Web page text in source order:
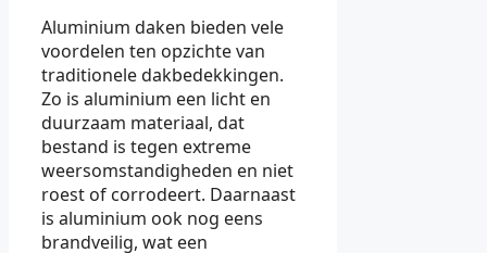
Aluminium daken bieden vele
voordelen ten opzichte van
traditionele dakbedekkingen.
Zo is aluminium een licht en
duurzaam materiaal, dat
bestand is tegen extreme
weersomstandigheden en niet
roest of corrodeert. Daarnaast
is aluminium ook nog eens
brandveilig, wat een